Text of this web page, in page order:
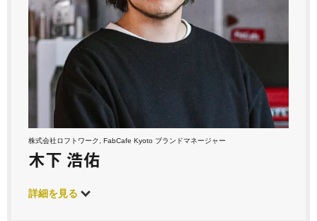
株式会社ロフトワーク, FabCafe Kyoto ブランドマネージャー
木下 浩佑
詳細を見る